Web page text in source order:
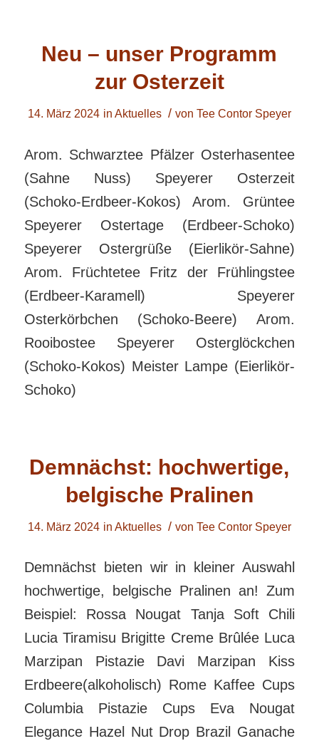
Neu – unser Programm
zur Osterzeit
14. März 2024 in Aktuelles / von Tee Contor Speyer
Arom. Schwarztee Pfälzer Osterhasentee
(Sahne Nuss) Speyerer Osterzeit
(Schoko-Erdbeer-Kokos) Arom. Grüntee
Speyerer Ostertage (Erdbeer-Schoko)
Speyerer Ostergrüße (Eierlikör-Sahne)
Arom. Früchtetee Fritz der Frühlingstee
(Erdbeer-Karamell) Speyerer
Osterkörbchen (Schoko-Beere) Arom.
Rooibostee Speyerer Osterglöckchen
(Schoko-Kokos) Meister Lampe (Eierlikör-
Schoko)
Demnächst: hochwertige,
belgische Pralinen
14. März 2024 in Aktuelles / von Tee Contor Speyer
Demnächst bieten wir in kleiner Auswahl
hochwertige, belgische Pralinen an! Zum
Beispiel: Rossa Nougat Tanja Soft Chili
Lucia Tiramisu Brigitte Creme Brûlée Luca
Marzipan Pistazie Davi Marzipan Kiss
Erdbeere(alkoholisch) Rome Kaffee Cups
Columbia Pistazie Cups Eva Nougat
Elegance Hazel Nut Drop Brazil Ganache